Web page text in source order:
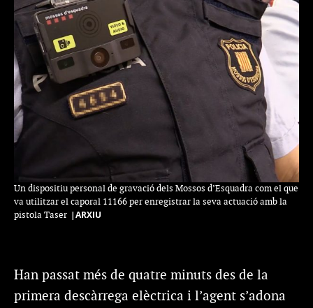
Un dispositiu personal de gravació dels Mossos d’Esquadra com el que
va utilitzar el caporal 11166 per enregistrar la seva actuació amb la
pistola Taser |ARXIU
Han passat més de quatre minuts des de la
primera descàrrega elèctrica i l’agent s’adona